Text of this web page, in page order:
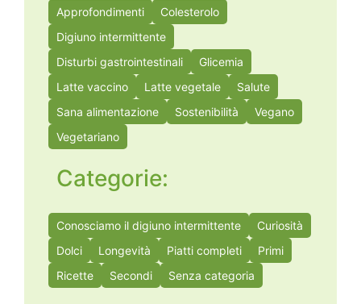
Approfondimenti
Colesterolo
Digiuno intermittente
Disturbi gastrointestinali
Glicemia
Latte vaccino
Latte vegetale
Salute
Sana alimentazione
Sostenibilità
Vegano
Vegetariano
Categorie:
Conosciamo il digiuno intermittente
Curiosità
Dolci
Longevità Piatti completi
Primi
Ricette
Secondi Senza categoria